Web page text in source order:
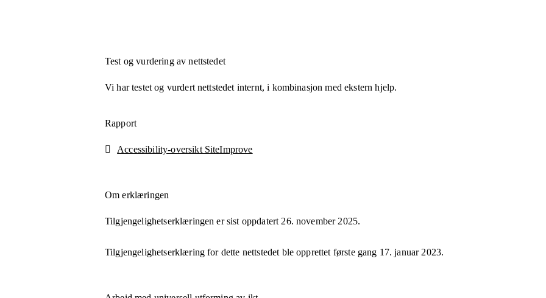
Test og vurdering av nettstedet
Vi har testet og vurdert nettstedet internt, i kombinasjon med ekstern hjelp.
Rapport
Accessibility-oversikt SiteImprove
Om erklæringen
Tilgjengelighetserklæringen er sist oppdatert 26. november 2025.
Tilgjengelighetserklæring for dette nettstedet ble opprettet første gang 17. januar 2023.